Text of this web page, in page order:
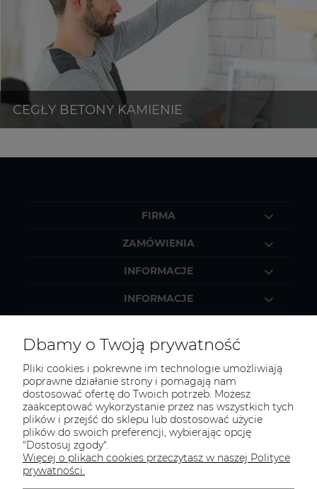
FIRMA
ZAMÓWIENIA
INFORMACJE
INFORMACJE
KONTAKT
Zapraszamy do kontaktu:
telefonicznie od 11:00 do 16:00
lub
Dbamy o Twoją prywatność
Pliki cookies i pokrewne im technologie umożliwiają
poprawne działanie strony i pomagają nam
dostosować ofertę do Twoich potrzeb. Możesz
zaakceptować wykorzystanie przez nas wszystkich tych
plików i przejść do sklepu lub dostosować użycie
plików do swoich preferencji, wybierając opcję
"Dostosuj zgody".
Więcej o plikach cookies przeczytasz w naszej Polityce
prywatności.